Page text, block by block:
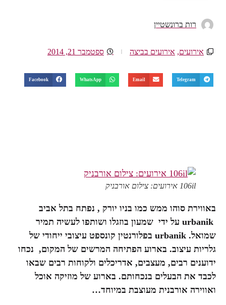
רות ברונשטיין
אירועים, אירועים בביצה ספטמבר 21, 2014
Telegram
Email
WhatsApp
Facebook
106il אירועים: צילום אורבניק
באווירת סוהו ממש כמו בניו יורק , נפתח בתל אביב
urbanik על ידי שמעון בוזגלו ושותפו לעשיה תמיר
שמואל. urbanik בפלורנטין קונספט עיצובי ייחודי של
גלריות עיצוב. בארוע הפתיחה המרשים של המקום, נכחו
ידוענים רבים, מעצבים, אדריכלים ולקוחות רבים שבאו
לכבד את הבעלים בנכחותם. בארוע של מוזיקה אוכל
ואווירה אורבנית מעוצבת במיוחד…